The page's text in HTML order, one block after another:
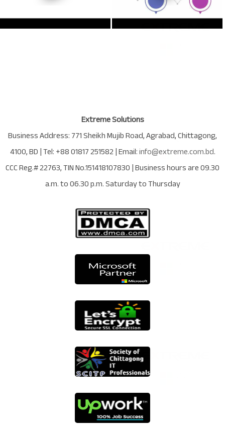
Extreme Solutions
Business Address:771 Sheikh Mujib Road,Agrabad,Chittagong,
4100,BD| Tel:+88 01817 251582| Email:info@extreme.com.bd.
CCC Reg.# 22763, TIN No.151418107830| Business hours are09.30
a.m. to 06.30 p.m. Saturday to Thursday